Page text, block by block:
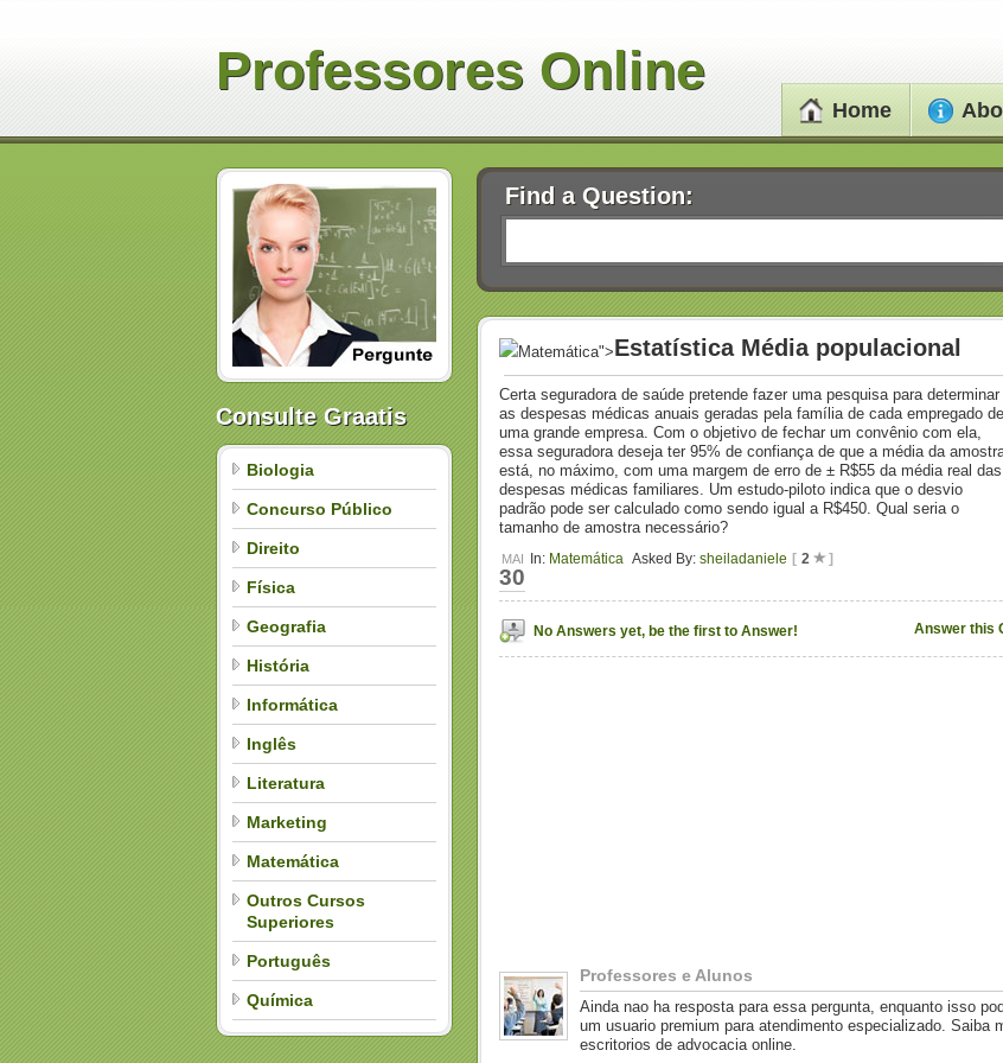
Home
Professores Online
Consulte Graatis
Biologia
Concurso Público
Direito
Física
Geografia
História
Informática
Inglês
Literatura
Marketing
Matemática
Outros Cursos
Superiores
Português
Química
Find a Question:
Matemática">Estatística Média populacional
Certa seguradora de saúde pretende fazer uma pesquisa para determinar
as despesas médicas anuais geradas pela família de cada empregado de
uma grande empresa. Com o objetivo de fechar um convênio com ela,
essa seguradora deseja ter 95% de confiança de que a média da
está, no máximo, com uma margem de erro de ± R$55 da média real das
despesas médicas familiares. Um estudo-piloto indica que o desvio
padrão pode ser calculado como sendo igual a R$450. Qual seria o
tamanho de amostra necessário?
In: Matemática Asked By: sheiladaniele [ 2 ]
MAI
30
Answer this
No Answers yet, be the first to Answer!
Professores e Alunos
Ainda nao ha resposta para essa pergunta, enquanto isso
um usuario premium para atendimento especializado. Saiba
escritorios de advocacia online.